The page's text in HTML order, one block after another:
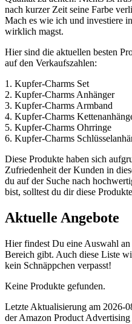
nach kurzer ‌Zeit seine Farbe
Mach es⁢ wie ⁢ich und investiere
wirklich magst.
Hier sind die aktuellen besten
⁢auf den Verkaufszahlen:
1.⁤ Kupfer-Charms Set
2. Kupfer-Charms Anhänger
3. Kupfer-Charms Armband
4. Kupfer-Charms
5. Kupfer-Charms Ohrringe
6. Kupfer-Charms
Diese Produkte‌ haben sich
Zufriedenheit der‌ Kunden in
du ​auf der Suche nach
⁣bist, solltest du dir‍ diese
Aktuelle Angebote
Hier findest Du eine Auswahl
Bereich gibt. Auch diese Liste
kein Schnäppchen verpasst!
Keine Produkte gefunden.
Letzte Aktualisierung am
der Amazon Product